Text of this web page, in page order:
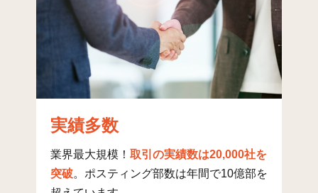
向野 71 48
向野(1) 13 153 51
向野(2) 29 141 84
向野(3) 55 121 46
学園前(1)
学園前(2) 3 27
学園前(3) 23 0
実績多数
業界最大規模！ 取引の実績数は20,000社を
突破。ポスティング部数は年間で10億部を